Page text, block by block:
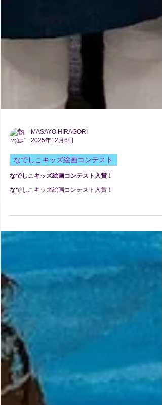
MASAYO HIRAGORI
2025年12月6日
なでしこキッズ絵画コンテスト入賞！
なでしこキッズ絵画コンテスト入賞！